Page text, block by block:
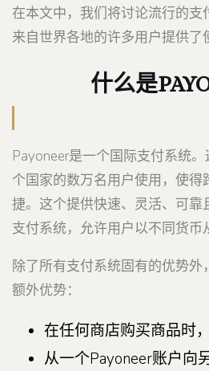
在本文中，我们将讨论流行的支
来自世界各地的许多用户提供了
什么是
Payoneer是一个国际支付系统
个国家的数万名用户使用，使得
捷。这个提供快速、灵活、可靠
支付系统，允许用户以不同货币
除了所有支付系统固有的优势外
额外优势：
在任何商店购买商品时
从一个Payoneer账户向